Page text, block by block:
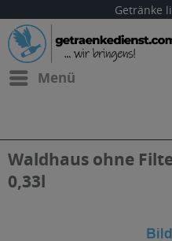
Getränke
Menü
Waldhaus ohne
0,33l